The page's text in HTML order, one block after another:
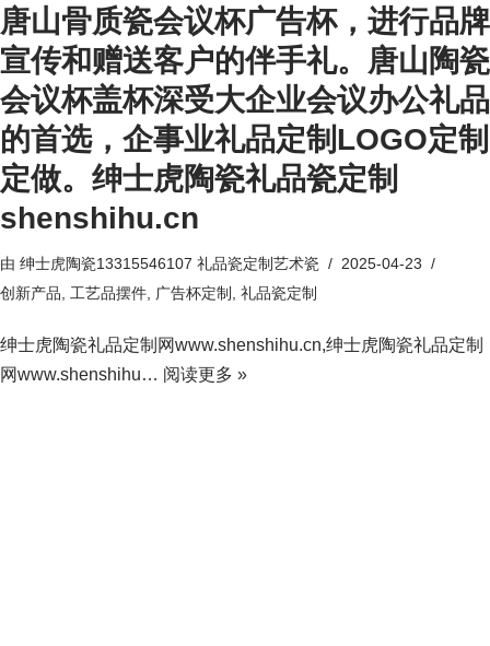
唐山骨质瓷会议杯广告杯，进行品牌
宣传和赠送客户的伴手礼。唐山陶瓷
会议杯盖杯深受大企业会议办公礼品
的首选，企事业礼品定制LOGO定制
定做。绅士虎陶瓷礼品瓷定制
shenshihu.cn
由 绅士虎陶瓷13315546107 礼品瓷定制艺术瓷
2025-04-23
创新产品
工艺品摆件 广告杯定制 礼品瓷定制
绅士虎陶瓷礼品定制网www.shenshihu.cn,绅士虎陶瓷礼品定制
网www.shenshihu… 阅读更多 »